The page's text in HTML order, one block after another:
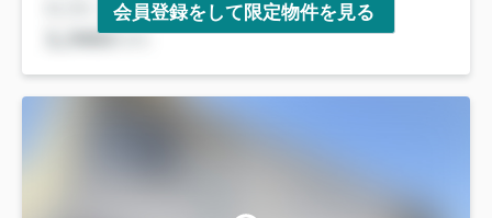
会員登録をして限定物件を見る